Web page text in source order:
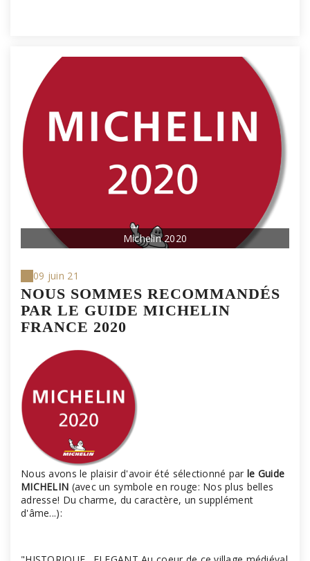
Michelin 2020
09 juin 21
NOUS SOMMES RECOMMANDÉS
PAR LE GUIDE MICHELIN
FRANCE 2020
Nous avons le plaisir d'avoir été sélectionné par le Guide
MICHELIN (avec un symbole en rouge: Nos plus belles
adresse! Du charme, du caractère, un supplément
d'âme...):